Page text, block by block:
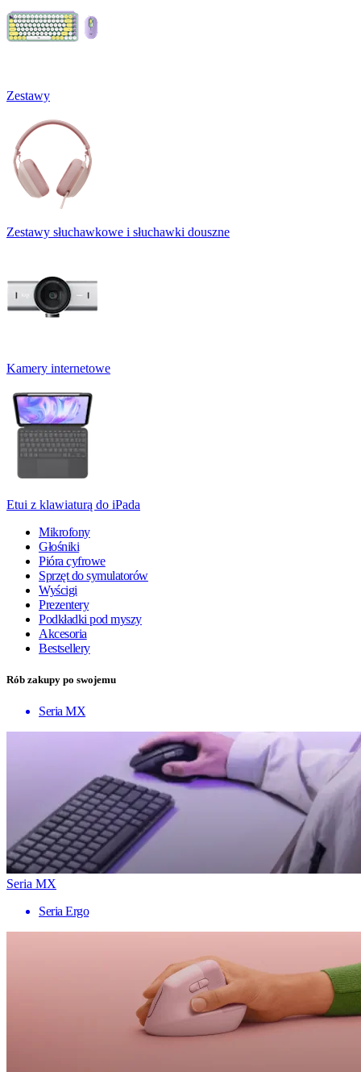
Zestawy
Zestawy słuchawkowe i słuchawki douszne
Kamery internetowe
Etui z klawiaturą do iPada
Mikrofony
Głośniki
Pióra cyfrowe
Sprzęt do symulatorów
Wyścigi
Prezentery
Podkładki pod myszy
Akcesoria
Bestsellery
Rób zakupy po swojemu
Seria MX
Seria MX
Seria Ergo